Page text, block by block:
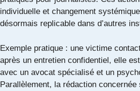
individuelle et changement
désormais replicable dans d’autres
Exemple pratique : une victime
après un entretien confidentiel, elle
avec un avocat spécialisé et un
Parallèlement, la rédaction concernée